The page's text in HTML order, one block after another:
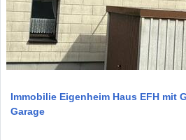
Immobilie Eigenheim Haus EFH mit
Garage